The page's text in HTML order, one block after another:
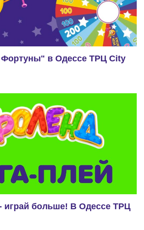
в Одессе ТРЦ City
играй больше! В Одессе ТРЦ